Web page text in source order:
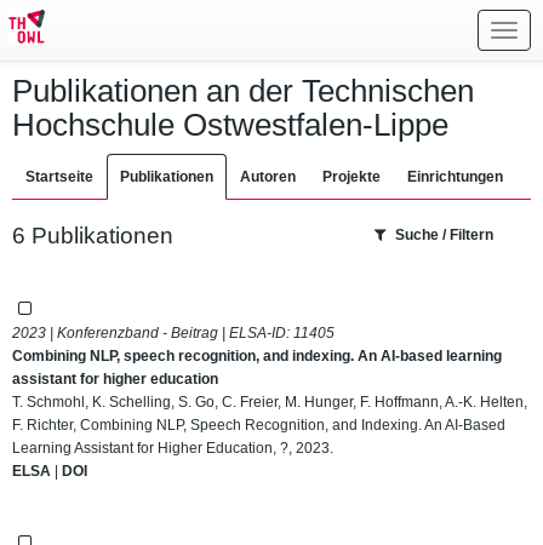
Publikationen an der Technischen
Hochschule Ostwestfalen-Lippe
Startseite Publikationen Autoren Projekte Einrichtungen
6 Publikationen Suche / Filtern
2023 | Konferenzband - Beitrag | ELSA-ID: 11405
Combining NLP, speech recognition, and indexing. An AI-based learning
assistant for higher education
T. Schmohl, K. Schelling, S. Go, C. Freier, M. Hunger, F. Hoffmann, A.-K. Helten,
F. Richter, Combining NLP, Speech Recognition, and Indexing. An AI-Based
Learning Assistant for Higher Education, ?, 2023.
ELSA | DOI